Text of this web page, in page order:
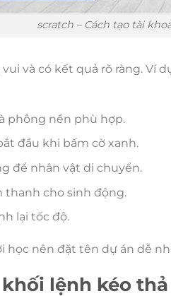
scratch – Cách tạo tài
và có kết quả rõ ràng. Ví
phông nền phù hợp.
đầu khi bấm cờ xanh.
để nhân vật di chuyển.
thanh cho sinh động.
lại tốc độ.
học nên đặt tên dự án dễ
lệnh kéo